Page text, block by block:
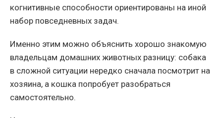
когнитивные способности ориентированы на иной
набор повседневных задач.
Именно этим можно объяснить хорошо знакомую
владельцам домашних животных разницу: собака
в сложной ситуации нередко сначала посмотрит на
хозяина, а кошка попробует разобраться
самостоятельно.